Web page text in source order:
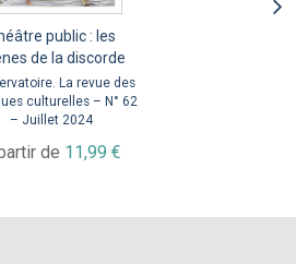
public : les
de la discorde
La revue des
culturelles – N° 62
– Juillet 2024
de 11,99 €